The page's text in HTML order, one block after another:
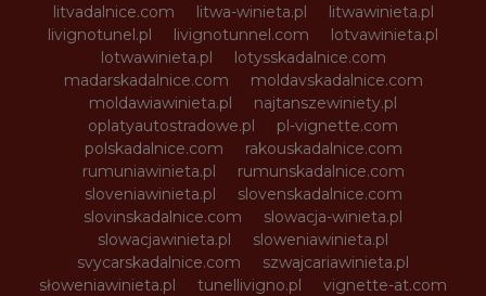
litvadalnice.com
litwa-winieta.pl
litwawinieta.pl
livignotunel.pl
livignotunnel.com
lotvawinieta.pl
lotwawinieta.pl
lotysskadalnice.com
madarskadalnice.com
moldavskadalnice.com
moldawiawinieta.pl
najtanszewiniety.pl
oplatyautostradowe.pl
pl-vignette.com
polskadalnice.com
rakouskadalnice.com
rumuniawinieta.pl
rumunskadalnice.com
sloveniawinieta.pl
slovenskadalnice.com
slovinskadalnice.com
slowacja-winieta.pl
slowacjawinieta.pl
sloweniawinieta.pl
svycarskadalnice.com
szwajcariawinieta.pl
słoweniawinieta.pl
tunellivigno.pl
vignette-at.com